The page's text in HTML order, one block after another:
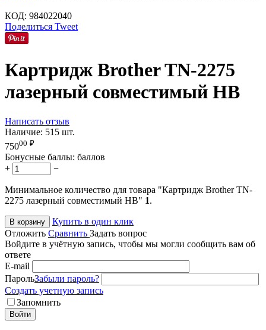
КОД: 984022040
Поделиться Tweet
Картридж Brother TN-2275
лазерный совместимый HB
Написать отзыв
Наличие: 515 шт.
75000 ₽
Бонусные баллы: баллов
+
−
Минимальное количество для товара "Картридж Brother TN-
2275 лазерный совместимый HB" 1.
В корзину
Купить в один клик
Отложить Сравнить Задать вопрос
Войдите в учётную запись, чтобы мы могли сообщить вам об
ответе
E-mail
ПарольЗабыли пароль?
Создать учетную запись
Запомнить
Войти